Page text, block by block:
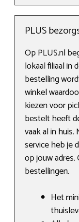
PLUS
Op PLUS.nl
lokaal filiaal in
bestelling
winkel
kiezen voor
bestelt heeft
vaak al in huis.
service heb je
op jouw
bestellingen.
Het